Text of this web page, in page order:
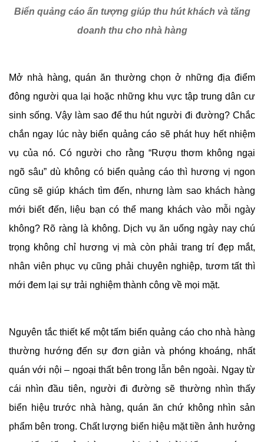
Biển quảng cáo ấn tượng giúp thu hút khách và tăng
doanh thu cho nhà hàng
Mở nhà hàng, quán ăn thường chọn ở những địa điểm
đông người qua lại hoặc những khu vực tập trung dân cư
sinh sống. Vậy làm sao để thu hút người đi đường? Chắc
chắn ngay lúc này biển quảng cáo sẽ phát huy hết nhiệm
vụ của nó. Có người cho rằng “Rượu thơm không ngại
ngõ sâu” dù không có biển quảng cáo thì hương vị ngon
cũng sẽ giúp khách tìm đến, nhưng làm sao khách hàng
mới biết đến, liệu bạn có thể mang khách vào mỗi ngày
không? Rõ ràng là không. Dịch vụ ăn uống ngày nay chú
trọng không chỉ hương vị mà còn phải trang trí đẹp mắt,
nhân viên phục vụ cũng phải chuyên nghiệp, tươm tất thì
mới đem lại sự trải nghiệm thành công về mọi mặt.
Nguyên tắc thiết kế một tấm biển quảng cáo cho nhà hàng
thường hướng đến sự đơn giản và phóng khoáng, nhất
quán với nội – ngoại thất bên trong lẫn bên ngoài. Ngay từ
cái nhìn đầu tiên, người đi đường sẽ thường nhìn thấy
biển hiệu trước nhà hàng, quán ăn chứ không nhìn sản
phẩm bên trong. Chất lượng biển hiệu mặt tiền ảnh hưởng